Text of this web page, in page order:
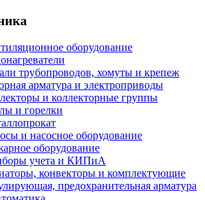
оборудование
трубопроводов, хомуты и крепеж
арматура и электроприводы
и коллекторные группы
и горелки
и насосное оборудование
оборудование
учета и КИПиА
конвекторы и комплектующие
предохранительная арматура